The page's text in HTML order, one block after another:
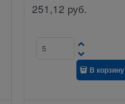
251,12 руб.
В корзину